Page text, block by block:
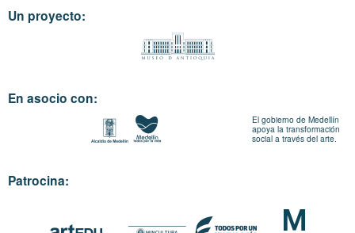
Un proyecto:
En asocio con:
El gobierno de Medellín
apoya la transformación
social a través del arte.
Patrocina: